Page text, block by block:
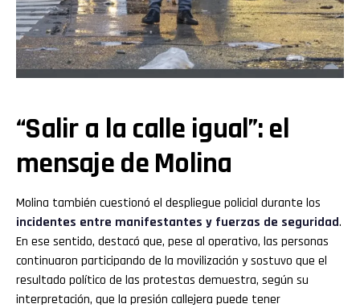
“Salir a la calle igual”: el
mensaje de Molina
Molina también cuestionó el despliegue policial durante los
incidentes entre manifestantes y fuerzas de seguridad.
En ese sentido, destacó que, pese al operativo, las personas
continuaron participando de la movilización y sostuvo que el
resultado político de las protestas demuestra, según su
interpretación, que la presión callejera puede tener